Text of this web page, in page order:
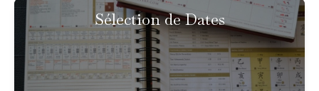
Sélection de Dates